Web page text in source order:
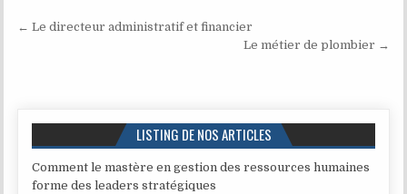
Navigation de l’article
← Le directeur administratif et financier
Le métier de plombier →
LISTING DE NOS ARTICLES
Comment le mastère en gestion des ressources humaines
forme des leaders stratégiques